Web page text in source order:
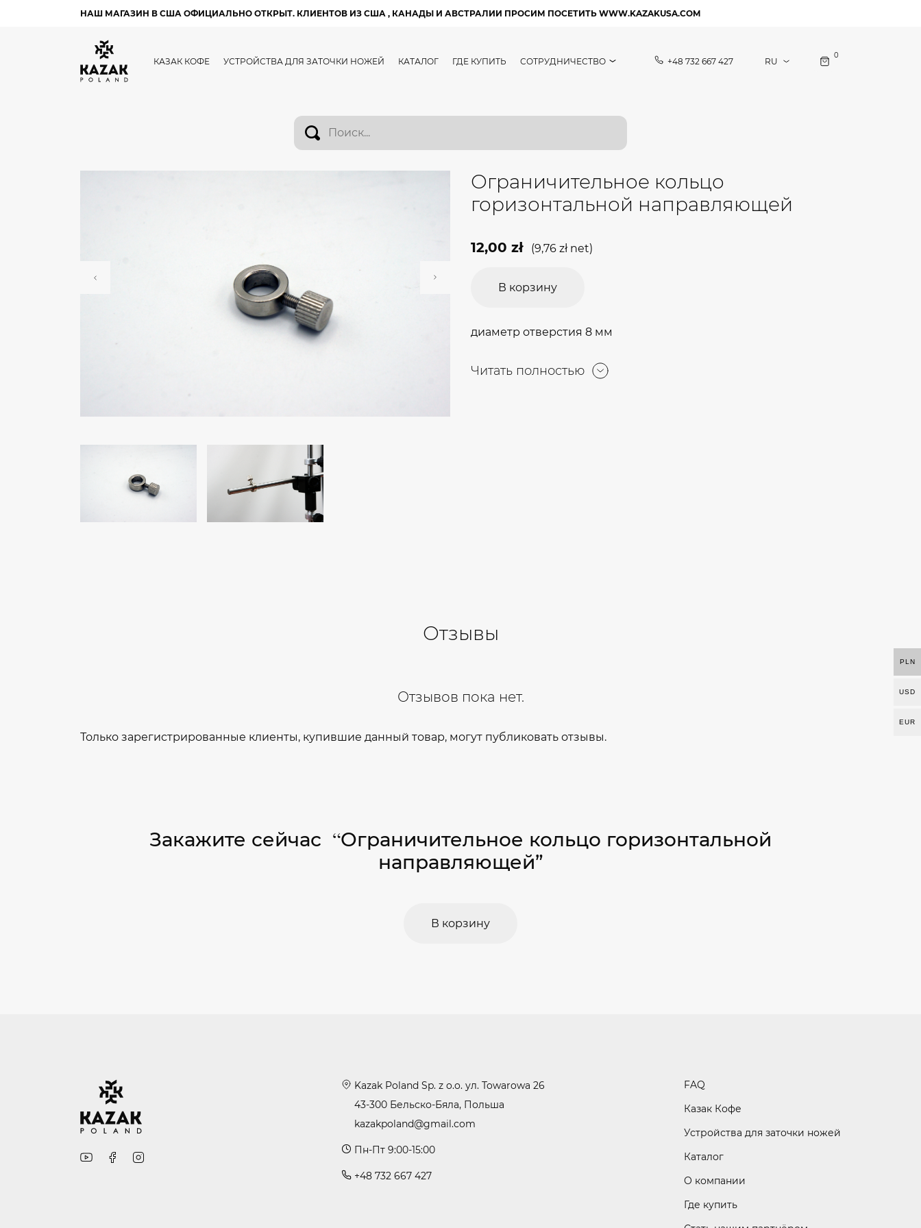
НАШ МАГАЗИН В США ОФИЦИАЛЬНО ОТКРЫТ. КЛИЕНТОВ ИЗ США , КАНАДЫ И АВСТРАЛИИ ПРОСИМ ПОСЕТИТЬ WWW.KAZAKUSA.COM
КАЗАК КОФЕ УСТРОЙСТВА ДЛЯ ЗАТОЧКИ НОЖЕЙ КАТАЛОГ ГДЕ КУПИТЬ СОТРУДНИЧЕСТВО +48 732 667 427
0
Ограничительное кольцо
горизонтальной направляющей
12,00 zł (9,76 złnet)
В корзину
диаметр отверстия 8 мм
Читать полностью
Отзывы
Отзывов пока нет.
Только зарегистрированные клиенты, купившие данный товар, могут публиковать отзывы.
Закажите сейчас “Ограничительное кольцо горизонтальной
направляющей”
В корзину
Kazak Poland Sp. z o.o. ул. Towarowa 26
43-300 Бельско-Бяла, Польша
kazakpoland@gmail.com
Пн-Пт 9:00-15:00
+48 732 667 427
FAQ
Казак Кофе
Устройства для заточки ножей
Каталог
О компании
Где купить
PLN
USD
EUR